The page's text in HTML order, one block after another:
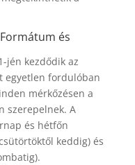
és
jén kezdődik az
egyetlen fordulóban
mérkőzésen a
szerepelnek. A
és hétfőn
keddig) és